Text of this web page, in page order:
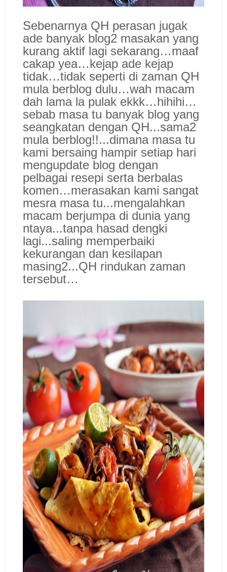
Sebenarnya QH perasan jugak
ade banyak blog2 masakan yang
kurang aktif lagi sekarang…maaf
cakap yea…kejap ade kejap
tidak…tidak seperti di zaman QH
mula berblog dulu…wah macam
dah lama la pulak ekkk…hihihi…
sebab masa tu banyak blog yang
seangkatan dengan QH...sama2
mula berblog!!...dimana masa tu
kami bersaing hampir setiap hari
mengupdate blog dengan
pelbagai resepi serta berbalas
komen…merasakan kami sangat
mesra masa tu...mengalahkan
macam berjumpa di dunia yang
ntaya...tanpa hasad dengki
lagi...saling memperbaiki
kekurangan dan kesilapan
masing2...QH rindukan zaman
tersebut…